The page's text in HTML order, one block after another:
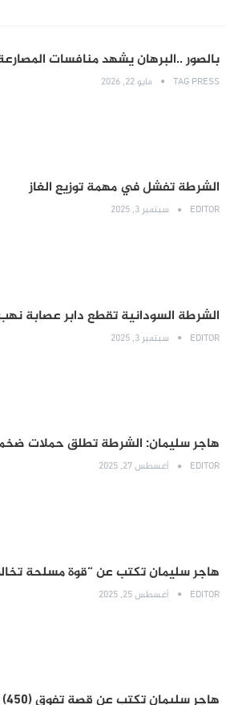
بالصور ..البرهان يشهد منافسات
TAG PRESS مايو 22, 2026
الشرطة تفشل في مهمة توزيع الغاز
EDITOR سبتمبر 3, 2025
الشرطة السودانية تقطع دابر عصابة
EDITOR سبتمبر 3, 2025
هاجر سليمان: الشرطة تطلق حملات ضخمة
EDITOR أغسطس 27, 2025
هاجر سليمان تكتب عن “قوة مسلحة
EDITOR أغسطس 25, 2025
هاجر سليمان تكتب عن قصة تفوق (450) تلميذا كانوا تحت سيطرة التمرد